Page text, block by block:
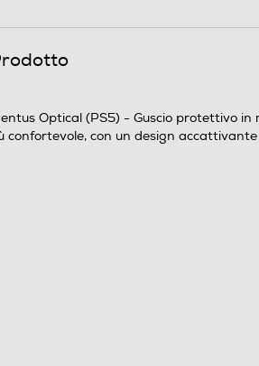
Optical (PS5) - Guscio protettivo
confortevole, con un design